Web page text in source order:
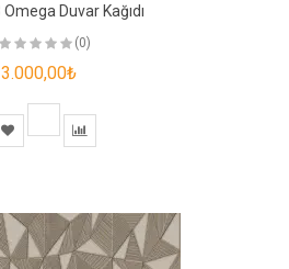
Duvar Kağıdı
(0)
3.000,00₺